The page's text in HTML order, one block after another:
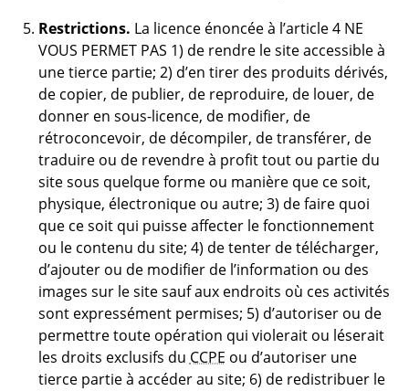
Restrictions. La licence énoncée à l’article 4 NE
VOUS PERMET PAS 1) de rendre le site accessible à
une tierce partie; 2) d’en tirer des produits dérivés,
de copier, de publier, de reproduire, de louer, de
donner en sous-licence, de modifier, de
rétroconcevoir, de décompiler, de transférer, de
traduire ou de revendre à profit tout ou partie du
site sous quelque forme ou manière que ce soit,
physique, électronique ou autre; 3) de faire quoi
que ce soit qui puisse affecter le fonctionnement
ou le contenu du site; 4) de tenter de télécharger,
d’ajouter ou de modifier de l’information ou des
images sur le site sauf aux endroits où ces activités
sont expressément permises; 5) d’autoriser ou de
permettre toute opération qui violerait ou léserait
les droits exclusifs du CCPE ou d’autoriser une
tierce partie à accéder au site; 6) de redistribuer le